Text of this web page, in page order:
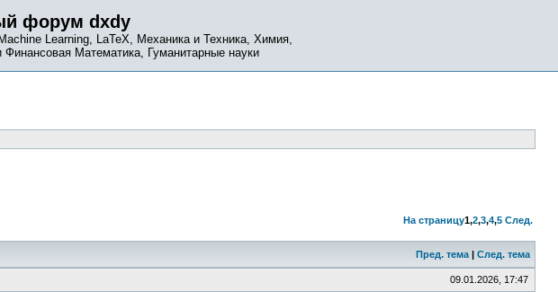
форум dxdy
Learning, LaTeX, Механика и Техника, Химия,
Математика, Гуманитарные науки
На страницу1,2,3,4,5 След.
Пред. тема | След. тема
09.01.2026, 17:47